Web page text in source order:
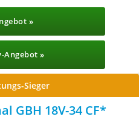
»
Angebot »
Sieger
GBH 18V-34 CF